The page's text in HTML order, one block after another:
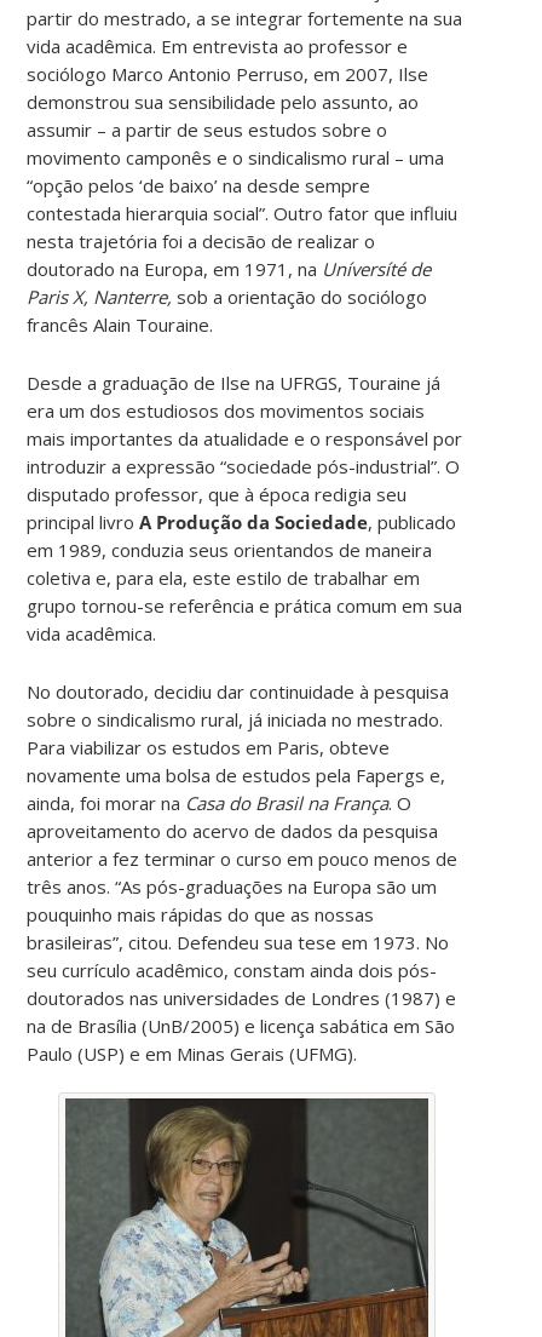
partir do mestrado, a se integrar fortemente na sua
vida acadêmica. Em entrevista ao professor e
sociólogo Marco Antonio Perruso, em 2007, Ilse
demonstrou sua sensibilidade pelo assunto, ao
assumir – a partir de seus estudos sobre o
movimento camponês e o sindicalismo rural – uma
“opção pelos ‘de baixo’ na desde sempre
contestada hierarquia social”. Outro fator que influiu
nesta trajetória foi a decisão de realizar o
doutorado na Europa, em 1971, na Uníversíté de
Paris X, Nanterre,sob a orientação do sociólogo
francês Alain Touraine.
Desde a graduação de Ilse na UFRGS, Touraine já
era um dos estudiosos dos movimentos sociais
mais importantes da atualidade e o responsável por
introduzir a expressão “sociedade pós-industrial”. O
disputado professor, que à época redigia seu
principal livroA Produção da Sociedade, publicado
em 1989, conduzia seus orientandos de maneira
coletiva e, para ela, este estilo de trabalhar em
grupo tornou-se referência e prática comum em sua
vida acadêmica.
No doutorado, decidiu dar continuidade à pesquisa
sobre o sindicalismo rural, já iniciada no mestrado.
Para viabilizar os estudos em Paris, obteve
novamente uma bolsa de estudos pela Fapergs e,
ainda, foi morar na Casa do Brasil na França. O
aproveitamento do acervo de dados da pesquisa
anterior a fez terminar o curso em pouco menos de
três anos. “As pós-graduações na Europa são um
pouquinho mais rápidas do que as nossas
brasileiras”, citou. Defendeu sua tese em 1973. No
seu currículo acadêmico, constam ainda dois pós-
doutorados nas universidades de Londres (1987) e
na de Brasília (UnB/2005) e licença sabática em São
Paulo (USP) e em Minas Gerais (UFMG).